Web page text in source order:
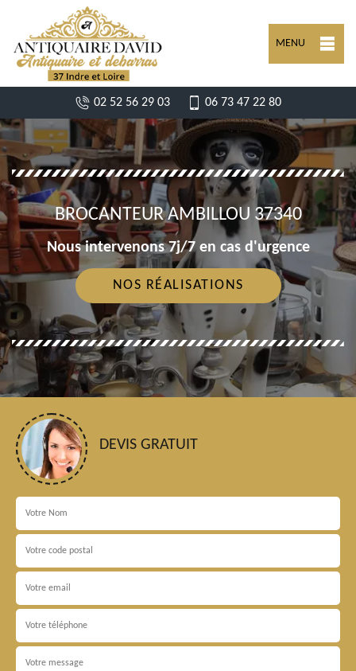
MENU
02 52 56 29 03 06 73 47 22 80
BROCANTEUR AMBILLOU 37340
Nous intervenons 7j/7 en cas d'urgence
NOS RÉALISATIONS
DEVIS GRATUIT